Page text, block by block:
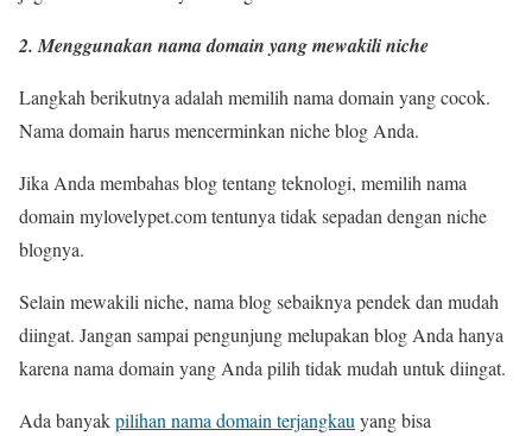
2. Menggunakan nama domain yang mewakili niche
Langkah berikutnya adalah memilih nama domain yang cocok.
Nama domain harus mencerminkan niche blog Anda.
Jika Anda membahas blog tentang teknologi, memilih nama
domain mylovelypet.com tentunya tidak sepadan dengan niche
blognya.
Selain mewakili niche, nama blog sebaiknya pendek dan mudah
diingat. Jangan sampai pengunjung melupakan blog Anda hanya
karena nama domain yang Anda pilih tidak mudah untuk diingat.
Ada banyakpilihan nama domain terjangkau yang bisa